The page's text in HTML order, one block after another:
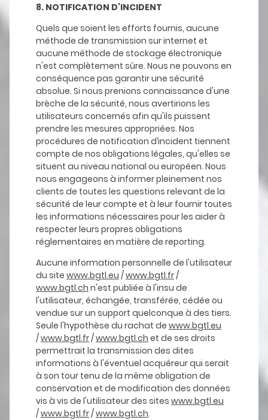
8. NOTIFICATION D’INCIDENT
Quels que soient les efforts fournis, aucune
méthode de transmission sur internet et
aucune méthode de stockage électronique
n'est complètement sûre. Nous ne pouvons en
conséquence pas garantir une sécurité
absolue. Si nous prenions connaissance d'une
brèche de la sécurité, nous avertirions les
utilisateurs concernés afin qu'ils puissent
prendre les mesures appropriées. Nos
procédures de notification d’incident tiennent
compte de nos obligations légales, qu'elles se
situent au niveau national ou européen. Nous
nous engageons à informer pleinement nos
clients de toutes les questions relevant de la
sécurité de leur compte et à leur fournir toutes
les informations nécessaires pour les aider à
respecter leurs propres obligations
réglementaires en matière de reporting.
Aucune information personnelle de l'utilisateur
du site www.bgtl.eu /www.bgtl.fr/
www.bgtl.ch n'est publiée à l'insu de
l'utilisateur, échangée, transférée, cédée ou
vendue sur un support quelconque à des tiers.
Seule l'hypothèse du rachat de www.bgtl.eu
/www.bgtl.fr/www.bgtl.ch et de ses droits
permettrait la transmission des dites
informations à l'éventuel acquéreur qui serait
à son tour tenu de la même obligation de
conservation et de modification des données
vis à vis de l'utilisateur des sites www.bgtl.eu
/www.bgtl.fr/www.bgtl.ch.